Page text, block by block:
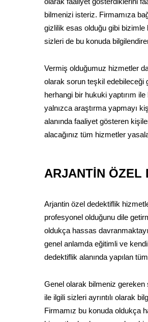
bilmenizi isteriz. Firmamıza
gizlilik esas olduğu gibi bizimle
sizleri de bu konuda
Vermiş olduğumuz hizmetler
olarak sorun teşkil edebileceği
herhangi bir hukuki yaptırım
yalnızca araştırma yapmayı
alanında faaliyet gösteren
alacağınız tüm hizmetler
ARJANTİN ÖZEL
Arjantin özel dedektiflik
profesyonel olduğunu dile
oldukça hassas
genel anlamda eğitimli ve
dedektiflik alanında yapılan
Genel olarak bilmeniz
ile ilgili sizleri ayrıntılı olarak
Firmamız bu konuda oldukça